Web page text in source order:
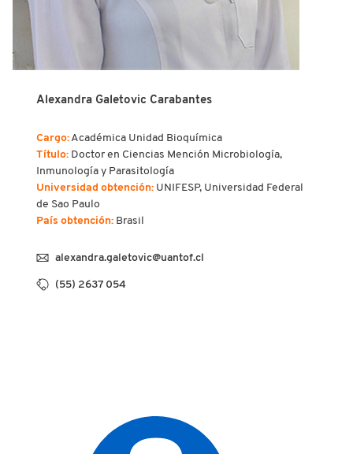
Alexandra Galetovic Carabantes
Cargo: Académica Unidad Bioquímica
Título: Doctor en Ciencias Mención Microbiología,
Inmunología y Parasitología
Universidad obtención: UNIFESP, Universidad Federal
de Sao Paulo
País obtención: Brasil
alexandra.galetovic@uantof.cl
(55) 2637 054